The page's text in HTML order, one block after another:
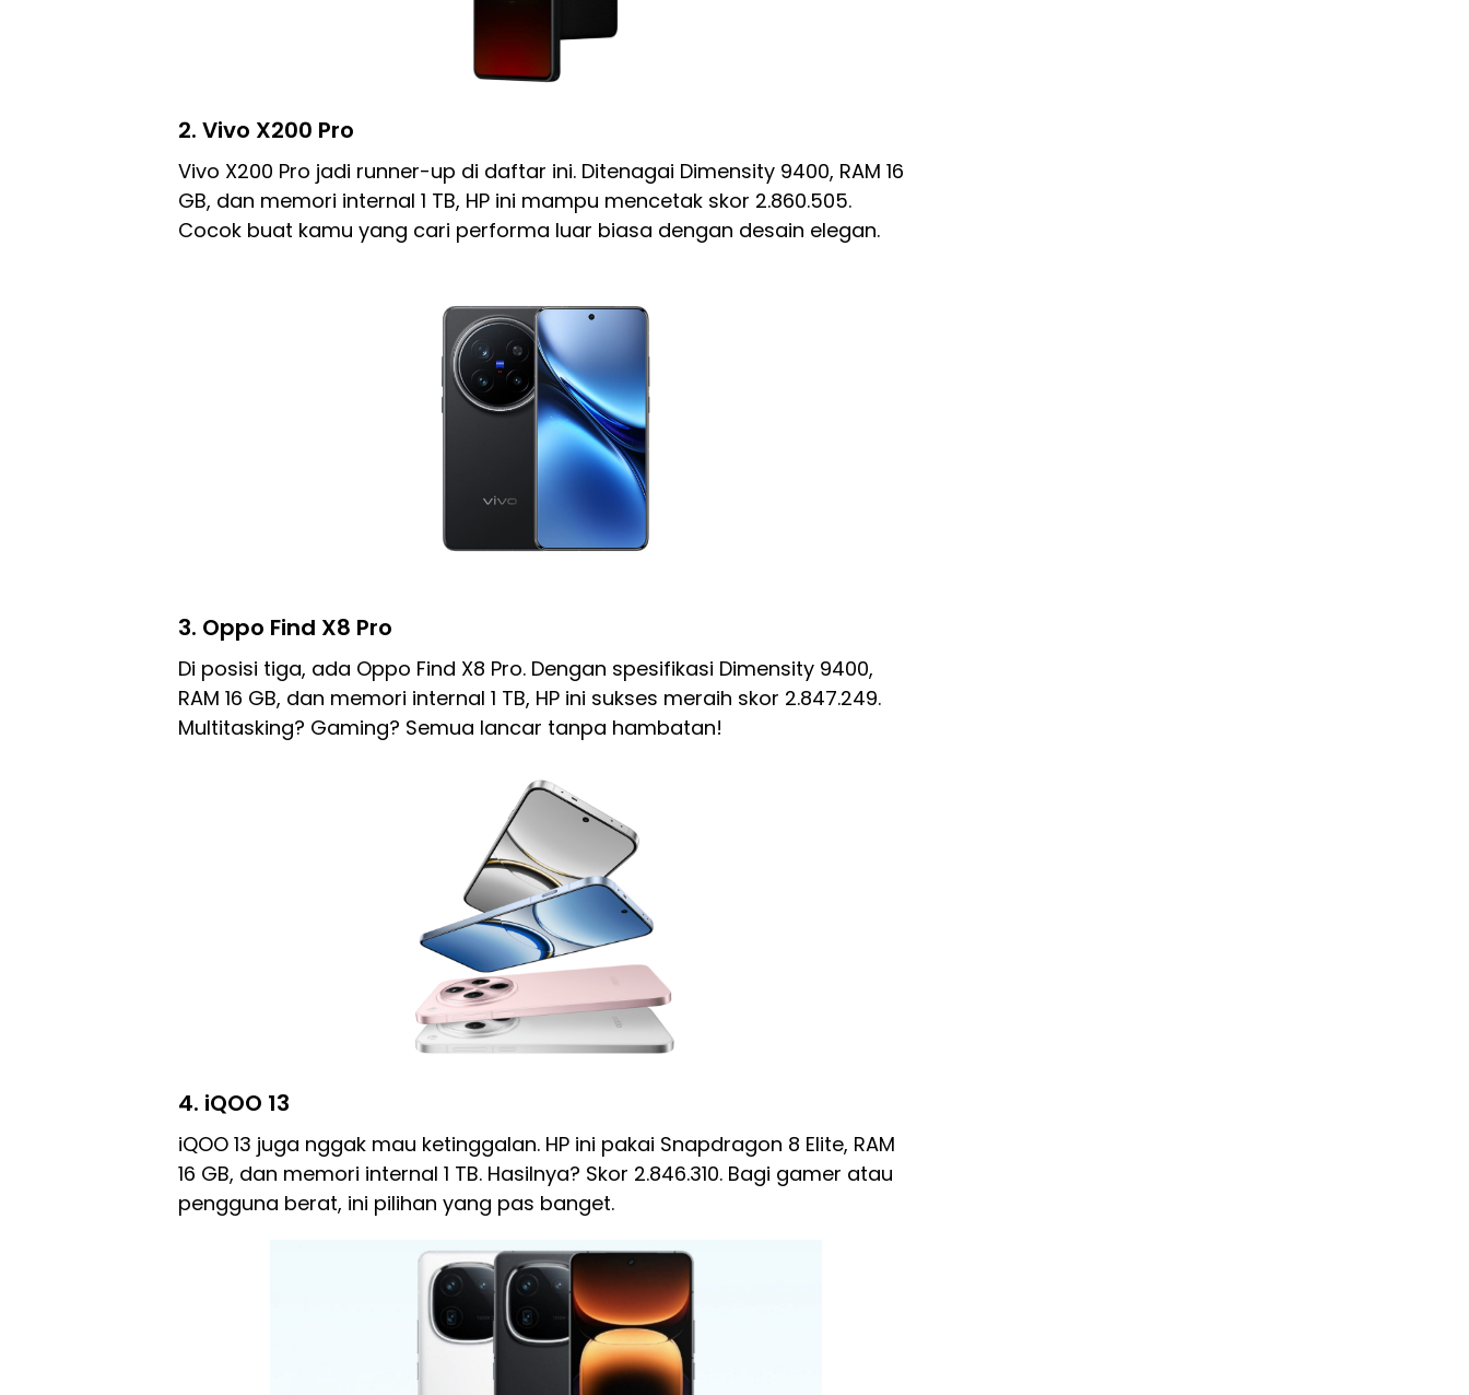
2. Vivo X200 Pro
Vivo X200 Pro jadi runner-up di daftar ini. Ditenagai Dimensity 9400, RAM 16
GB, dan memori internal 1 TB, HP ini mampu mencetak skor 2.860.505.
Cocok buat kamu yang cari performa luar biasa dengan desain elegan.
3. Oppo Find X8 Pro
Di posisi tiga, ada Oppo Find X8 Pro. Dengan spesifikasi Dimensity 9400,
RAM 16 GB, dan memori internal 1 TB, HP ini sukses meraih skor 2.847.249.
Multitasking? Gaming? Semua lancar tanpa hambatan!
4. iQOO 13
iQOO 13 juga nggak mau ketinggalan. HP ini pakai Snapdragon 8 Elite, RAM
16 GB, dan memori internal 1 TB. Hasilnya? Skor 2.846.310. Bagi gamer atau
pengguna berat, ini pilihan yang pas banget.